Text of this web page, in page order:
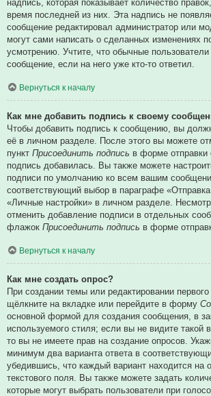
надпись, которая показывает количество
время последней из них. Эта надпись не
сообщение редактировал администратор или
могут сами написать о сделанных изменениях
усмотрению. Учтите, что обычные
сообщение, если на него уже кто-то ответил.
Вернуться к началу
Как мне добавить подпись к своему
Чтобы добавить подпись к сообщению, вы
её в личном разделе. После этого вы можете
пункт Присоединить подпись в форме
подпись добавилась. Вы также можете
подписи по умолчанию ко всем вашим
соответствующий выбор в параграфе
«Личные настройки» в личном разделе.
отменить добавление подписи в отдельных
флажок Присоединить подпись в форме
Вернуться к началу
Как мне создать опрос?
При создании темы или редактировании
щёлкните на вкладке или перейдите в форму
основной формой для создания сообщения, в
используемого стиля; если вы не видите такой
то вы не имеете прав на создание опросов.
минимум два варианта ответа в
убедившись, что каждый вариант находится на
текстового поля. Вы также можете задать
которые могут выбрать пользователи при